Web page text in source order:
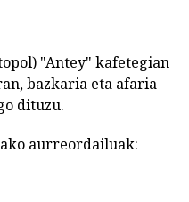
"Antey" kafetegian
bazkaria eta afaria
dituzu.
aurreordailuak: